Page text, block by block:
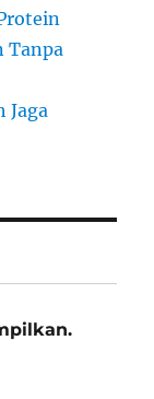
Tanpa
Jaga